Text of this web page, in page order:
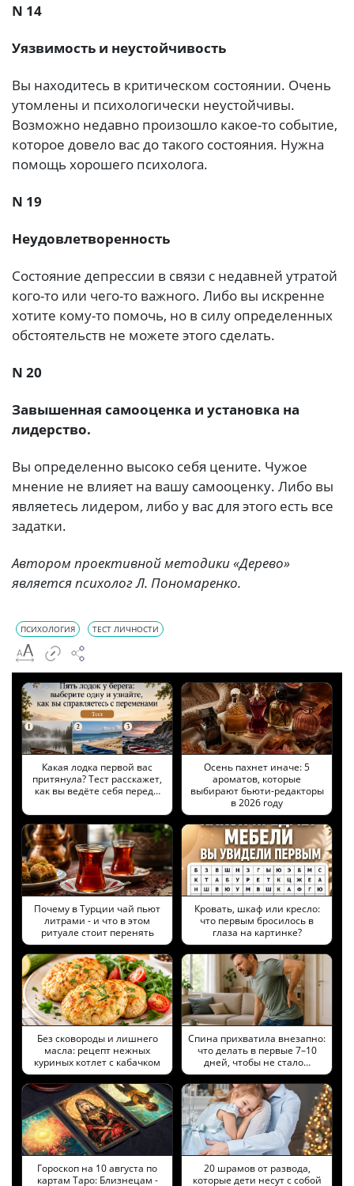
N 14
Уязвимость и неустойчивость
Вы находитесь в критическом состоянии. Очень
утомлены и психологически неустойчивы.
Возможно недавно произошло какое-то событие,
которое довело вас до такого состояния. Нужна
помощь хорошего психолога.
N 19
Неудовлетворенность
Состояние депрессии в связи с недавней утратой
кого-то или чего-то важного. Либо вы искренне
хотите кому-то помочь, но в силу определенных
обстоятельств не можете этого сделать.
N 20
Завышенная самооценка и установка на
лидерство.
Вы определенно высоко себя цените. Чужое
мнение не влияет на вашу самооценку. Либо вы
являетесь лидером, либо у вас для этого есть все
задатки.
Автором проективной методики «Дерево»
является психолог Л. Пономаренко.
ПСИХОЛОГИЯ ТЕСТ ЛИЧНОСТИ
Какая лодка первой вас
притянула? Тест расскажет,
как вы ведёте себя перед…
Осень пахнет иначе: 5
ароматов, которые
выбирают бьюти-редакторы
в 2026 году
Почему в Турции чай пьют
литрами - и что в этом
ритуале стоит перенять
Кровать, шкаф или кресло:
что первым бросилось в
глаза на картинке?
Без сковороды и лишнего
масла: рецепт нежных
куриных котлет с кабачком
Спина прихватила внезапно:
что делать в первые 7–10
дней, чтобы не стало…
Гороскоп на 10 августа по
картам Таро: Близнецам -
20 шрамов от развода,
которые дети несут с собой